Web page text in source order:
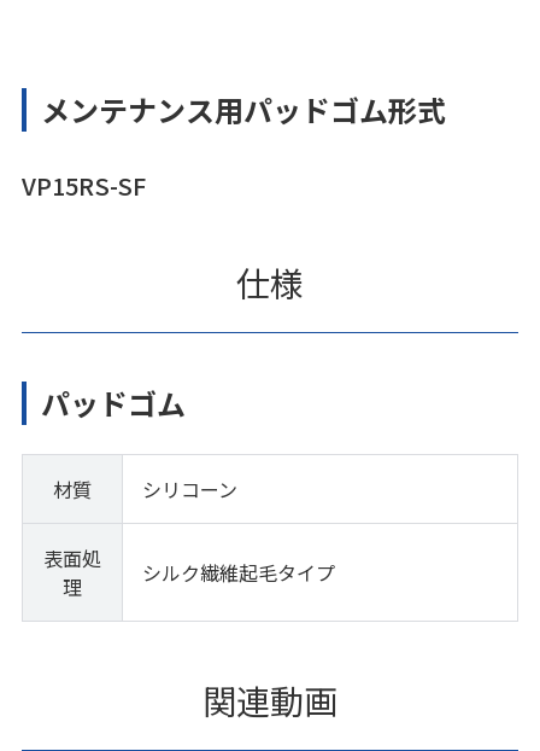
メンテナンス用パッドゴム形式
VP15RS-SF
仕様
パッドゴム
材質 シリコーン
表面処
理
シルク繊維起毛タイプ
関連動画